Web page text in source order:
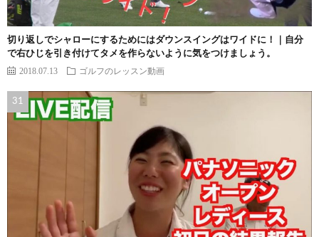
切り返しでシャローにするためにはダウンスイングはワイドに！｜自分
で右ひじを引き付けてタメを作らないように気をつけましょう。
2018.07.13 ゴルフのレッスン動画